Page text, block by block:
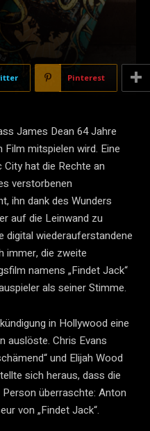
Pinterest
James Dean 64 Jahre
mitspielen wird. Eine
hat die Rechte an
verstorbenen
ihn dank des Wunders
auf die Leinwand zu
digital wiederauferstandene
immer, die zweite
namens „Findet Jack“
als seiner Stimme.
in Hollywood eine
auslöste. Chris Evans
und Elijah Wood
sich heraus, dass die
überraschte: Anton
von „Findet Jack“.